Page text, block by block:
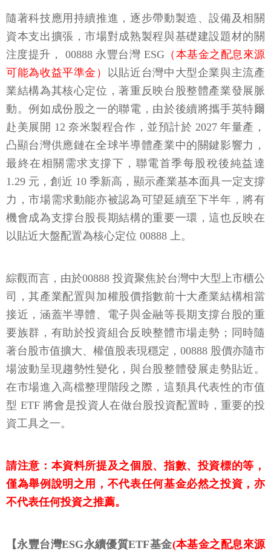
隨著科技應用持續推進，逐步帶動製造、設備及相關
資本支出擴張，市場對成熟製程與基礎建設題材的關
注度提升， 00888 永豐台灣 ESG（本基金之配息來源
可能為收益平準金）
以貼近台灣中大型企業與主流產
業結構為其核心定位，著重反映台股整體產業發展脈
動。例如成份股之一的聯電，由於後續將攜手英特爾
赴美展開 12 奈米製程合作，並預計於 2027 年量產，
凸顯台灣供應鏈在全球半導體產業中的關鍵影響力，
最終在相關需求支撐下，聯電首季每股稅後純益達
1.29 元，創近 10 季新高，顯示產業基本面具一定支撐
力，市場需求動能亦被認為可望延續至下半年，將有
機會成為支撐台股長期結構的重要一環，這也反映在
以貼近大盤配置為核心定位 00888 上。
綜觀而言，由於00888 投資聚焦於台灣中大型上市櫃公
司，其產業配置與加權股價指數前十大產業結構相當
接近，涵蓋半導體、電子與金融等長期支撐台股的重
要族群，有助於投資組合反映整體市場走勢；同時隨
著台股市值擴大、權值股表現穩定，00888 股價亦隨市
場波動呈現趨勢性變化，與台股整體發展走勢貼近。
在市場進入高檔整理階段之際，這類具代表性的市值
型 ETF 將會是投資人在做台股投資配置時，重要的投
資工具之一。
請注意：本資料所提及之個股、指數、投資標的等，
僅為舉例說明之用，不代表任何基金必然之投資，亦
不代表任何投資之推薦。
【永豐台灣ESG永續優質ETF基金(本基金之配息來源